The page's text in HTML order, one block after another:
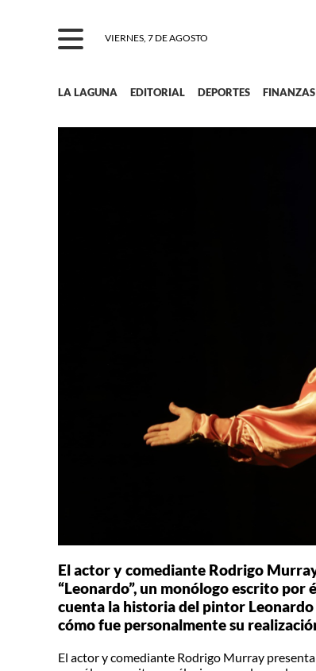
VIERNES, 7 DE AGOSTO
LA LAGUNA EDITORIAL DEPORTES FINANZAS
El actor y comediante Rodrigo
“Leonardo”, un monólogo escrito por
cuenta la historia del pintor Leonardo
cómo fue personalmente su
El actor y comediante Rodrigo Murray